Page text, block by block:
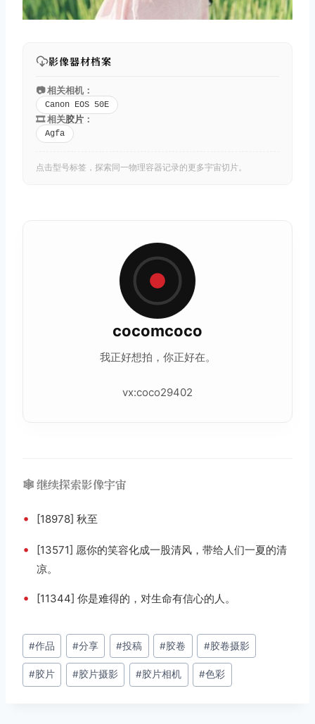
影像器材档案
📷 相关相机：
Canon EOS 50E
🎞️ 相关胶片 ：
Agfa
点击型号标签，探索同一物理容器记录的更多宇宙切片。
cocomcoco
我正好想拍，你正好在。
vx:coco29402
🕸️ 继续探索影像宇宙
• [18978] 秋至
•
[13571] 愿你的笑容化成一股清风，带给人们一夏的清
凉。
• [11344] 你是难得的，对生命有信心的人。
文
章
标
#作品 #分享 #投稿 #胶卷 #胶卷摄影
#胶片 #胶片摄影 #胶片相机 #色彩